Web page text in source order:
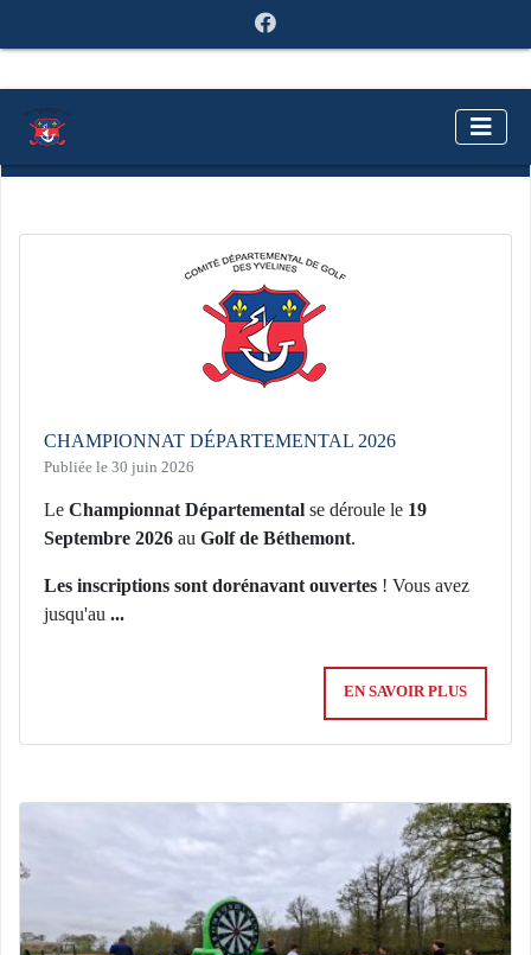
CHAMPIONNAT DÉPARTEMENTAL 2026
Publiée le 30 juin 2026
Le Championnat Départemental se déroule le 19
Septembre 2026 au Golf de Béthemont.
Les inscriptions sont dorénavant ouvertes ! Vous avez
jusqu'au ...
EN SAVOIR PLUS